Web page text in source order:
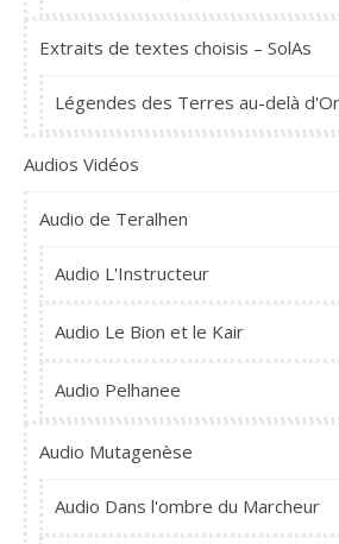
Extraits de textes choisis – SolAs
Légendes des Terres au-delà
Audios Vidéos
Audio de Teralhen
Audio L'Instructeur
Audio Le Bion et le Kair
Audio Pelhanee
Audio Mutagenèse
Audio Dans l'ombre du Marcheur